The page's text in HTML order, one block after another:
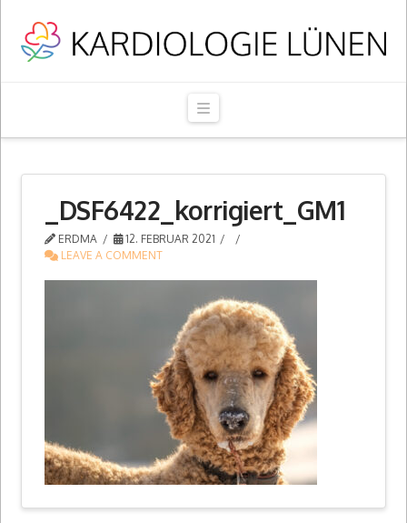
Navigation
_DSF6422_korrigiert_GM1
ERDMA
12. FEBRUAR 2021
LEAVE A COMMENT